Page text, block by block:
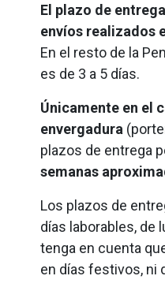
El plazo de
envíos realizados
En el resto de la
es de 3 a 5 días.
Únicamente en el
envergadura
plazos de entrega
semanas
Los plazos de
días laborables, de
tenga en cuenta
en días festivos, ni